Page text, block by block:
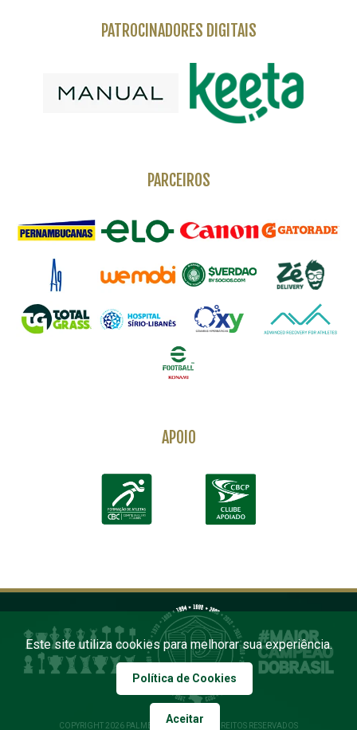
PATROCINADORES DIGITAIS
PARCEIROS
APOIO
COPYRIGHT 2026 PALMEIRAS. TODOS OS DIREITOS RESERVADOS
Este site utiliza cookies para melhorar sua experiência.
Política de Cookies
Aceitar